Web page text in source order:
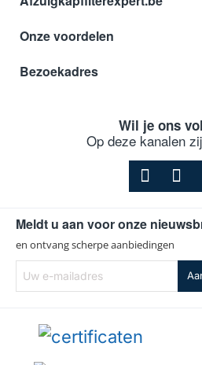
Onze voordelen
Bezoekadres
Wil je ons
Op deze kanalen
Meldt u aan voor onze
en ontvang scherpe aanbiedingen
e-
mailadres